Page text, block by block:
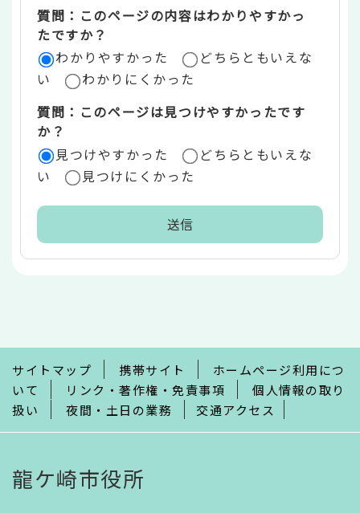
リ
ア
質問：このページの内容はわかりやすかっ
たですか？
わかりやすかった
どちらともいえな
い
わかりにくかった
質問：このページは見つけやすかったです
か？
見つけやすかった
どちらともいえな
い
見つけにくかった
で
サイトマップ 携帯サイト
ホームページ利用につ
いて
リンク・著作権・免責事項
個人情報の取り
扱い
夜間・土日の業務 交通アクセス
龍ケ崎市役所